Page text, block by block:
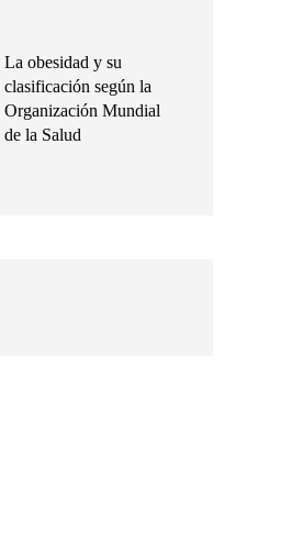
La obesidad y su
clasificación según la
Organización Mundial
de la Salud